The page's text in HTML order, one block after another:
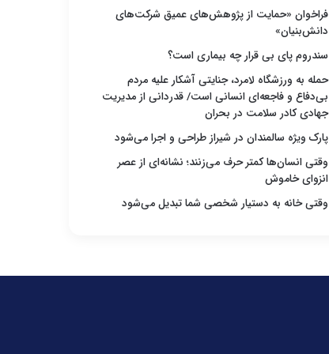
فراخوان «حمایت از پژوهش‌های عمیق شرکت‌های
دانش‌بنیان»
سندروم پای بی قرار چه بیماری است؟
حمله به ورزشگاه لامرد، جنایتی آشکار علیه مردم
بی‌دفاع و فاجعه‌ای انسانی است/ قدردانی از مدیریت
جهادی کادر سلامت در بحران
پارک ویژه سالمندان در شیراز طراحی و اجرا می‌شود
وقتی انسان‌ها کمتر حرف می‌زنند؛ نشانه‌ای از عصر
انزوای خاموش
وقتی خانه به دستیار شخصی شما تبدیل می‌شود